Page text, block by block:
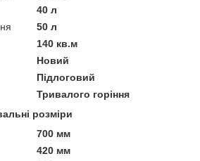
40 л
50 л
140 кв.м
Новий
Підлоговий
Тривалого горіння
розміри
700 мм
420 мм